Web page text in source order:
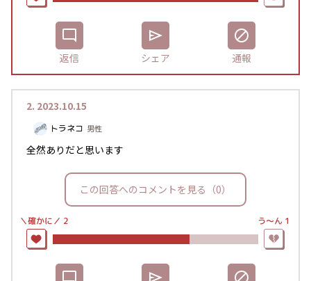
返信 シェア 通報
2. 2023.10.15
トラネコ 男性
全然ありだと思います
この回答へのコメントを見る（0）
＼確かに／ 2 う〜ん 1